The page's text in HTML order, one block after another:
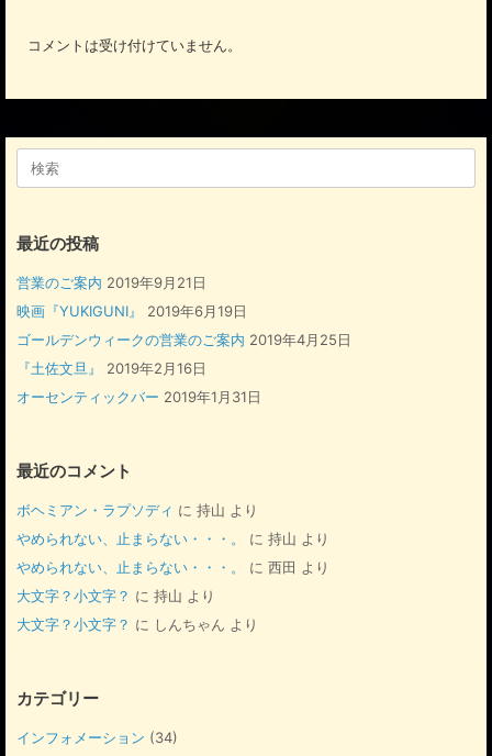
コメントは受け付けていません。
最近の投稿
営業のご案内 2019年9月21日
映画『YUKIGUNI』
2019年6月19日
ゴールデンウィークの営業のご案内 2019年4月25日
『土佐文旦』
2019年2月16日
オーセンティックバー 2019年1月31日
最近のコメント
ボヘミアン・ラプソディ に 持山 より
やめられない、止まらない・・・。
に 持山 より
やめられない、止まらない・・・。
に 西田 より
大文字？小文字？ に 持山 より
大文字？小文字？ に しんちゃん より
カテゴリー
インフォメーション (34)